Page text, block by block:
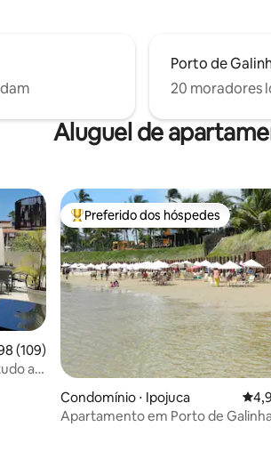
Porto de
20 moradores
Aluguel de
de uma avaliação média de 5, 109
(109)
a
Entre os melhores preferidos dos
Preferido dos hóspedes
Condomínio ⋅ Ipojuca
Apartamento em Porto de